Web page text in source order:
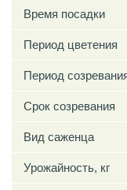
Время посадки
Период цветения
Период
Срок созревания
Вид саженца
Урожайность, кг